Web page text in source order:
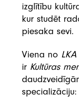
izglītību
kur studēt
piesaka sevi.
Viena no LKA
ir Kultūras